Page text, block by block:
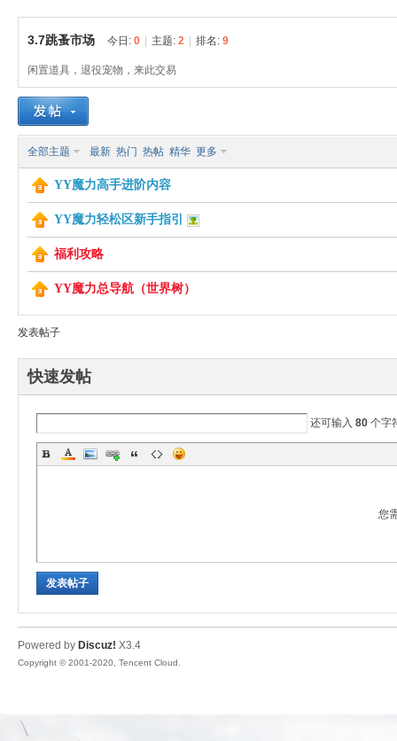
» ›
3.7跳蚤市场 今日: 0 主题: 2 排名: 9
闲置道具，退役宠物，来此交易
全部主题 最新 热门 热帖 精华 更多
YY魔力高手进阶内容
YY魔力轻松区新手指引
福利攻略
YY魔力总导航（世界树）
发表帖子
快速发帖
还可输入 80 个字
您
发表帖子
Powered by Discuz! X3.4
Copyright © 2001-2020, Tencent Cloud.